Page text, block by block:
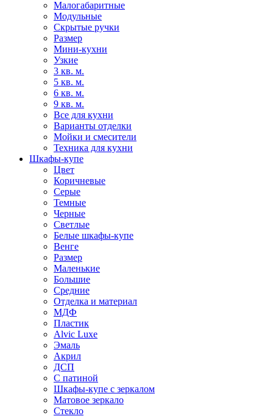
Малогабаритные
Модульные
Скрытые ручки
Размер
Мини-кухни
Узкие
3 кв. м.
5 кв. м.
6 кв. м.
9 кв. м.
Все для кухни
Варианты отделки
Мойки и смесители
Техника для кухни
Шкафы-купе
Цвет
Коричневые
Серые
Темные
Черные
Светлые
Белые шкафы-купе
Венге
Размер
Маленькие
Большие
Средние
Отделка и материал
МДФ
Пластик
Alvic Luxe
Эмаль
Акрил
ДСП
С патиной
Шкафы-купе с зеркалом
Матовое зеркало
Стекло